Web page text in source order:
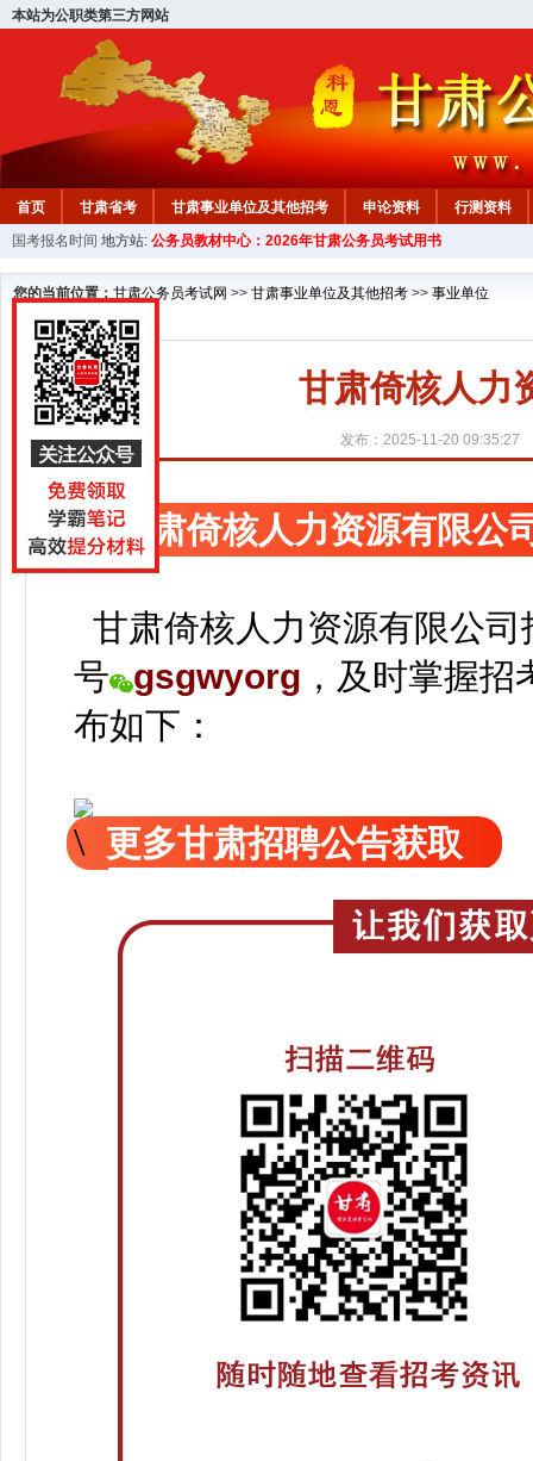
本站为公职类第三方网站
首页 甘肃省考 甘肃事业单位及其他招考 申论资料
行测资料
国考报名时间 地方站: 公务员教材中心：2026年甘肃公务员考试用书
您的当前位置： 甘肃公务员考试网 >> 甘肃事业单位及其他招考 >> 事业单位
甘肃倚核人力
发布：2025-11-20 09:35:27
甘肃倚核人力资源有限公
甘肃倚核人力资源有限公
号
gsgwyorg ， 及时掌握招
布如下：
更多甘肃招聘公告获取